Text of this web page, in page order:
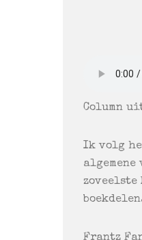
Column
Ik volg
zoveelste